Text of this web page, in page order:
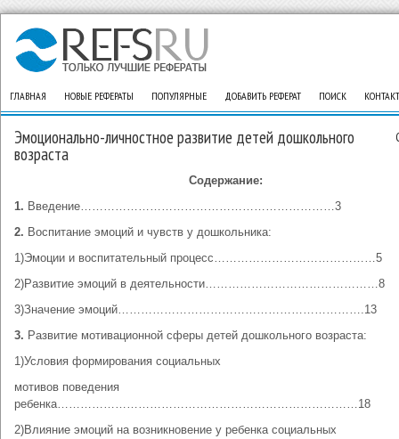
ГЛАВНАЯ НОВЫЕ РЕФЕРАТЫ ПОПУЛЯРНЫЕ ДОБАВИТЬ РЕФЕРАТ ПОИСК
Эмоционально-личностное развитие детей дошкольного
возраста
Содержание:
1. Введение…………………………………………………………3
2. Воспитание эмоций и чувств у дошкольника:
1)Эмоции и воспитательный процесс……………………………………5
2)Развитие эмоций в деятельности………………………………………8
3)Значение эмоций……………………………………………………….13
3. Развитие мотивационной сферы детей дошкольного возраста:
1)Условия формирования социальных
мотивов поведения
ребенка……………………………………………………………………18
2)Влияние эмоций на возникновение у ребенка социальных